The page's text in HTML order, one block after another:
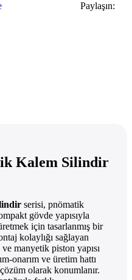
Paylaşın:
Kalem Silindir
serisi, pnömatik
gövde yapısıyla
için tasarlanmış bir
kolaylığı sağlayan
manyetik piston yapısı
onarım ve üretim hattı
olarak konumlanır.